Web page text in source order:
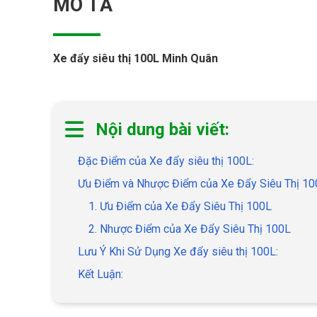
MÔ TẢ
Xe đẩy siêu thị 100L Minh Quân
Nội dung bài viết:
Đặc Điểm của Xe đẩy siêu thị 100L:
Ưu Điểm và Nhược Điểm của Xe Đẩy Siêu Thị
1. Ưu Điểm của Xe Đẩy Siêu Thị 100L
2. Nhược Điểm của Xe Đẩy Siêu Thị 100L
Lưu Ý Khi Sử Dụng Xe đẩy siêu thị 100L:
Kết Luận: